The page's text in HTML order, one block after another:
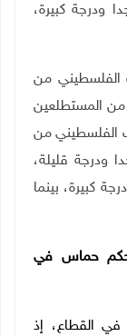
كبيرة جدا ودرجة كبيرة،
الفلسطيني من
من المستطلعين
الفلسطيني من
قليلة جدا ودرجة قليلة،
ودرجة كبيرة، بينما
حكم حماس في
القطاع، إذ